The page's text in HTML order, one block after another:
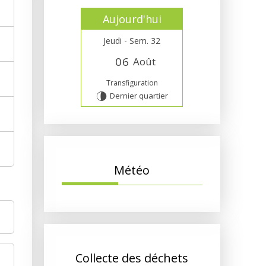
Aujourd'hui
Jeudi - Sem. 32
06 Août
Transfiguration
U Dernier quartier
Météo
Collecte des déchets